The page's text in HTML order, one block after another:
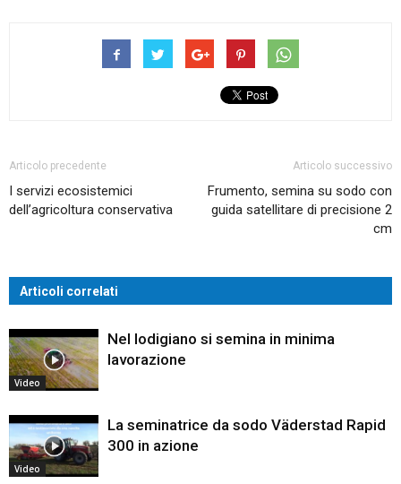
Articolo precedente
I servizi ecosistemici
dell’agricoltura conservativa
Articolo successivo
Frumento, semina su sodo con
guida satellitare di precisione 2
cm
Articoli correlati
Video
Nel lodigiano si semina in minima
lavorazione
Video
La seminatrice da sodo Väderstad Rapid
300 in azione